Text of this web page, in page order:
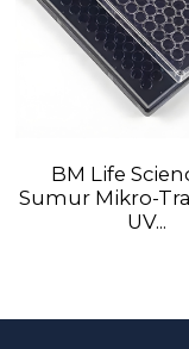
BM Life
Sumur Mikro-
UV...